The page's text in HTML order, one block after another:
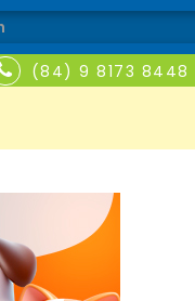
(84) 9 8173 8448